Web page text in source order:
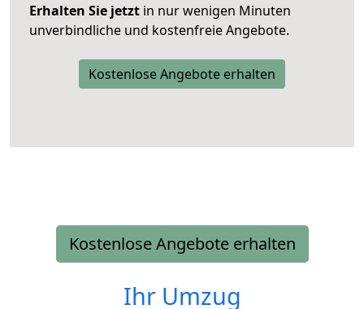
Erhalten Sie jetzt in nur wenigen Minuten
unverbindliche und kostenfreie Angebote.
Kostenlose Angebote erhalten
Kostenlose Angebote erhalten
Ihr Umzug